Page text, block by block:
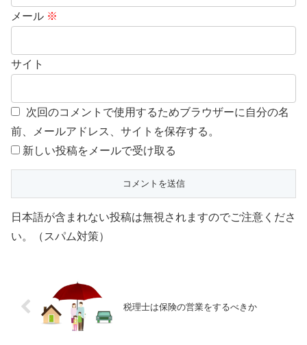
メール ※
サイト
次回のコメントで使用するためブラウザーに自分の名
前、メールアドレス、サイトを保存する。
新しい投稿をメールで受け取る
日本語が含まれない投稿は無視されますのでご注意くださ
い。（スパム対策）
税理士は保険の営業をするべきか